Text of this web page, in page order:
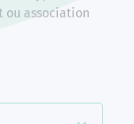
ou association